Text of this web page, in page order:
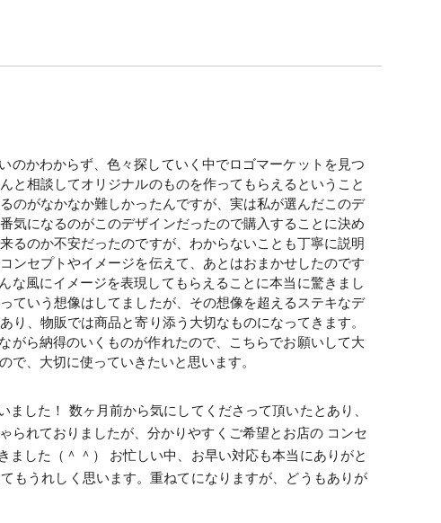
のかわからず、色々探していく中でロゴマーケットを見つ
と相談してオリジナルのものを作ってもらえるということ
のがなかなか難しかったんですが、実は私が選んだこのデ
になるのがこのデザインだったので購入することに決め
るのか不安だったのですが、わからないことも丁寧に説明
ンセプトやイメージを伝えて、あとはおまかせしたのです
風にイメージを表現してもらえることに本当に驚きまし
ていう想像はしてましたが、その想像を超えるステキなデ
、物販では商品と寄り添う大切なものになってきます。
がら納得のいくものが作れたので、こちらでお願いして大
、大切に使っていきたいと思います。
した！ 数ヶ月前から気にしてくださって頂いたとあり、
られておりましたが、分かりやすくご希望とお店の コンセ
した（＾＾） お忙しい中、お早い対応も本当にありがと
もうれしく思います。重ねてになりますが、どうもありが